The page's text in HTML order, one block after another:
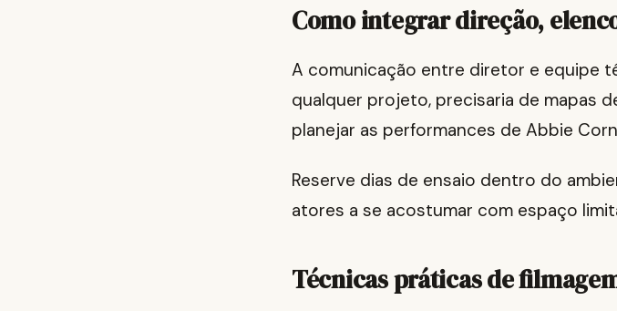
Como integrar direção,
A comunicação entre diretor e equipe
qualquer projeto, precisaria de mapas
planejar as performances de Abbie
Reserve dias de ensaio dentro do
atores a se acostumar com espaço
Técnicas práticas de